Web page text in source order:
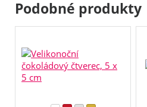
Podobné produkty